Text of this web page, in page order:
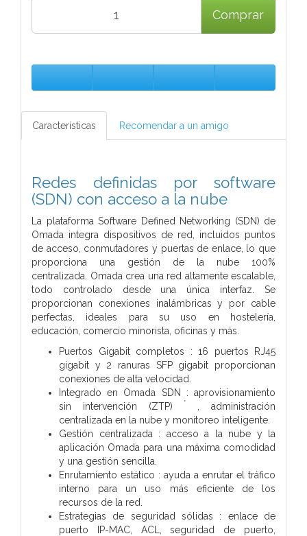
Comprar
Características Recomendar a un amigo
Redes definidas por software
(SDN) con acceso a la nube
La plataforma Software Defined Networking (SDN) de
Omada integra dispositivos de red, incluidos puntos
de acceso, conmutadores y puertas de enlace, lo que
proporciona una gestión de la nube 100%
centralizada. Omada crea una red altamente escalable,
todo controlado desde una única interfaz. Se
proporcionan conexiones inalámbricas y por cable
perfectas, ideales para su uso en hostelería,
educación, comercio minorista, oficinas y más.
Puertos Gigabit completos : 16 puertos RJ45
gigabit y 2 ranuras SFP gigabit proporcionan
conexiones de alta velocidad.
Integrado en Omada SDN : aprovisionamiento
sin intervención (ZTP)
*
, administración
centralizada en la nube y monitoreo inteligente.
Gestión centralizada : acceso a la nube y la
aplicación Omada para una máxima comodidad
y una gestión sencilla.
Enrutamiento estático : ayuda a enrutar el tráfico
interno para un uso más eficiente de los
recursos de la red.
Estrategias de seguridad sólidas : enlace de
puerto IP-MAC, ACL, seguridad de puerto,